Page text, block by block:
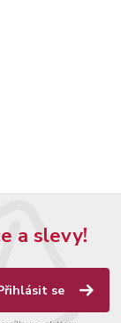
a slevy!
se